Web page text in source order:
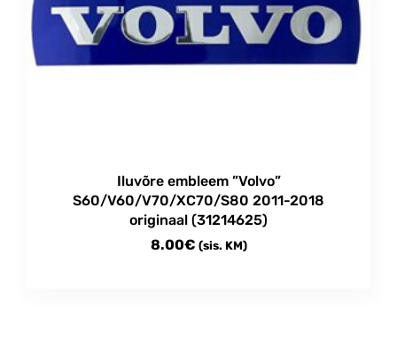
Iluvõre embleem ”Volvo”
S60/V60/V70/XC70/S80 2011-2018
originaal (31214625)
8.00€ (sis. KM)